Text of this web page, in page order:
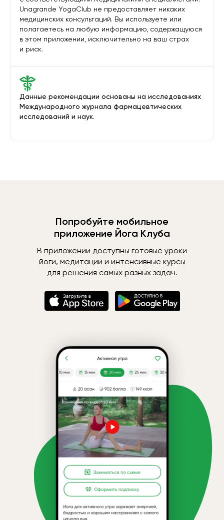
Данные рекомендации основаны на исследованиях
Международного журнала фармацевтических
исследований и наук.
Unagrande YogaClub не предоставляет никаких
медицинских консультаций. Вы используете или
полагаетесь на любую информацию, содержащуюся
в этом приложении, исключительно на ваш страх
и риск.
Попробуйте мобильное
приложение Йога Клуба
В приложении доступны готовые уроки
йоги, медитации и интенсивные курсы
для решения самых разных задач.